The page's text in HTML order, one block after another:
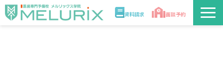
資料請求 面談予約